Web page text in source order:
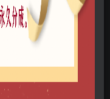
或原作者所有，如若本
可联系我们进行删除处
A0211-公共建筑